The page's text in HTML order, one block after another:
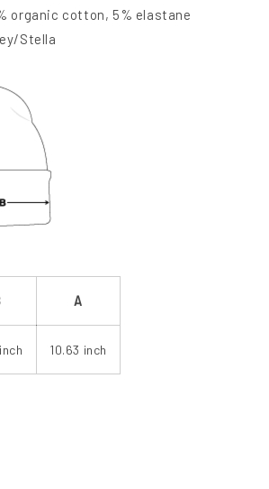
organic cotton, 5% elastane
Stella
A
10.63 inch